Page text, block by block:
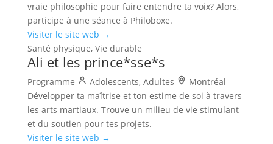
vraie philosophie pour faire entendre ta voix? Alors,
participe à une séance à Philoboxe.
Visiter le site web →
Santé physique, Vie durable
Ali et les prince*sse*s
Programme Adolescents, Adultes
Montréal
Développer ta maîtrise et ton estime de soi à travers
les arts martiaux. Trouve un milieu de vie stimulant
et du soutien pour tes projets.
Visiter le site web →